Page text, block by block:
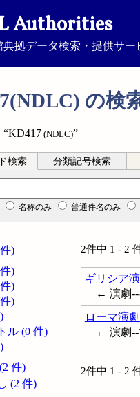
Authorities
典拠データ検索・提供サー
の検
(NDLC)”
検索 分類記号検索
索
名称のみ 普通件名のみ
)
)
)
)
ル (0 件)
件)
(2 件)
2件中 1 - 2
ギリシア
← 演劇--
ローマ演劇
← 演劇--
2件中 1 - 2